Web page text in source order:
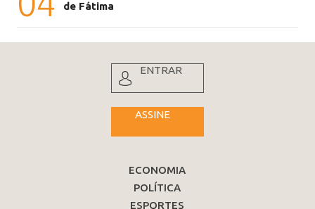
de Fátima
ENTRAR
ASSINE
ECONOMIA
POLÍTICA
ESPORTES